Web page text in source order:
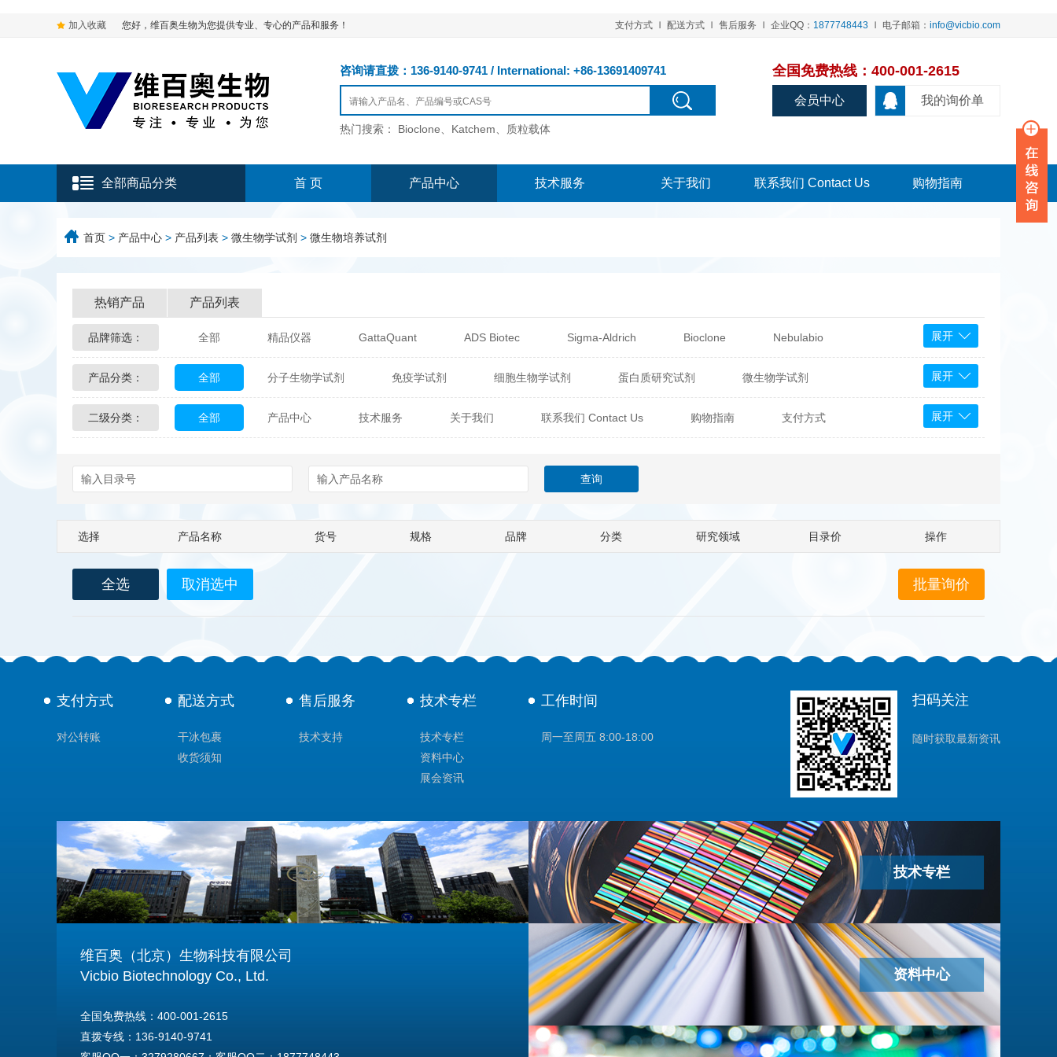
加入收藏 您好，维百奥生物为您提供专业、专心的产品和服务！ 支付方式 配送方式 售后服务 企业QQ： 1877748443 电子邮箱： info@vicbio.com
咨询请直拨：136-9140-9741 / International: +86-13691409741
热门搜索： Bioclone、Katchem、质粒载体
全国免费热线：400-001-2615
我的询价单
会员中心
全部商品分类 首 页 产品中心 技术服务 关于我们 联系我们 Contact Us 购物指南
首页 > 产品中心 > 产品列表 > 微生物学试剂 > 微生物培养试剂
热销产品 产品列表
品牌筛选： 全部 精品仪器 GattaQuant ADS Biotec Sigma-Aldrich Bioclone Nebulabio
Glycon Biochem Sterlitech 热销产品 辰辉创聚生物® (Nebulabio) BPS Bioscience
Echelon Biosciences Verichem Laboratories Vicbio Biotech Click Chemistry Tools Bioassay Systems
Biotez Berlin Diametra ChemPep Eagle Biosciences Cytodiagnostics
Berry & Associates
Abbexa AbD Serotec Abnova Active Motif
展开
产品分类： 全部 分子生物学试剂 免疫学试剂 细胞生物学试剂 蛋白质研究试剂 微生物学试剂
化学及生物化学试剂 材料学试剂 仪器及设备 耗材及常用物品 其他产品
展开
二级分类： 全部 产品中心 技术服务 关于我们 联系我们 Contact Us 购物指南 支付方式 展开
选择 产品名称 货号 规格 品牌 分类 研究领域 目录价 操作
全选 取消选中
支付方式
对公转账
配送方式
干冰包裹
收货须知
售后服务
技术支持
技术专栏
技术专栏
资料中心
展会资讯
工作时间
周一至周五 8:00-18:00
扫码关注
随时获取最新资讯
维百奥（北京）生物科技有限公司
Vicbio Biotechnology Co., Ltd.
全国免费热线：400-001-2615
直拨专线：136-9140-9741
技术专栏
资料中心